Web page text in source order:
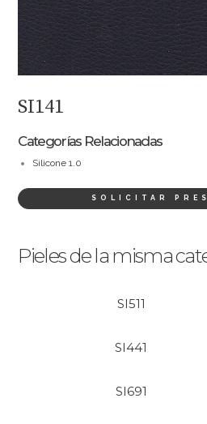
SI141
Categorías Relacionadas
Silicone 1.0
SOLICITAR
Pieles de la misma
SI511
SI441
SI691